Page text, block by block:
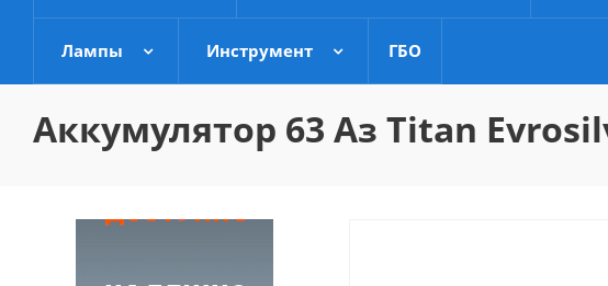
Лампы Инструмент ГБО
Аккумулятор 63 Аз Titan